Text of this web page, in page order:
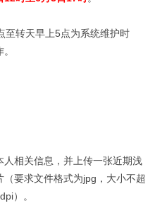
转天早上5点为系统维护时
相关信息，并上传一张近期浅
要求文件格式为jpg，大小不超
）。